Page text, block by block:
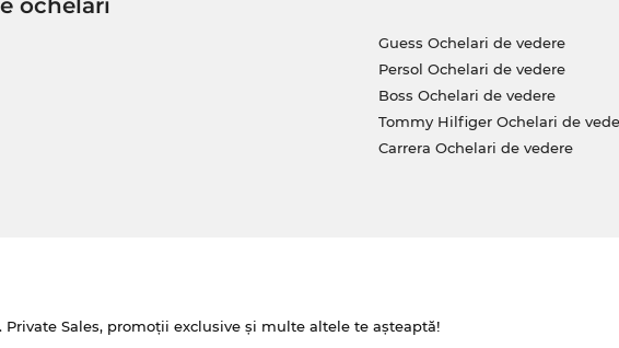
ochelari
Guess Ochelari de vedere
Persol Ochelari de vedere
Boss Ochelari de vedere
Tommy Hilfiger Ochelari de
Carrera Ochelari de vedere
Sales, promoții exclusive și multe altele te așteaptă!